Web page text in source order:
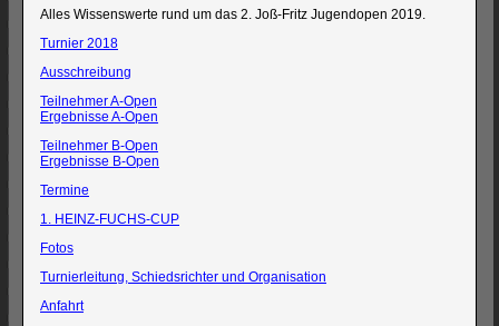
Alles Wissenswerte rund um das 2. Joß-Fritz Jugendopen 2019.
Turnier 2018
Ausschreibung
Teilnehmer A-Open
Ergebnisse A-Open
Teilnehmer B-Open
Ergebnisse B-Open
Termine
1. HEINZ-FUCHS-CUP
Fotos
Turnierleitung, Schiedsrichter und Organisation
Anfahrt